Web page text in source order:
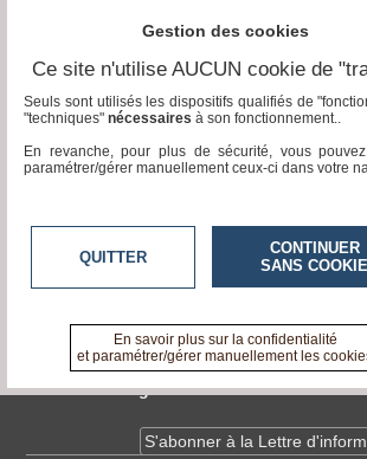
tvlocale.fr
Contactez-nous
A propos de tvlocale.fr
Devenir délégué
S'abonner à la Lettre
Gestion des cookies
Ce site n'utilise AUCUN cookie de
Seuls sont utilisés les dispositifs qualifiés de
"techniques" nécessaires à son fonctionnement..
En revanche, pour plus de sécurité, vous
paramétrer/gérer manuellement ceux-ci dans votre
QUITTER
CONTINUER
SANS COOKIE
En savoir plus sur la confidentialité
et paramétrer/gérer manuellement les